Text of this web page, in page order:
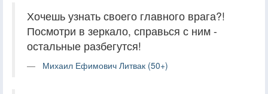
Хочешь узнать своего главного врага?!
Посмотри в зеркало, справься с ним -
остальные разбегутся!
Михаил Ефимович Литвак (50+)